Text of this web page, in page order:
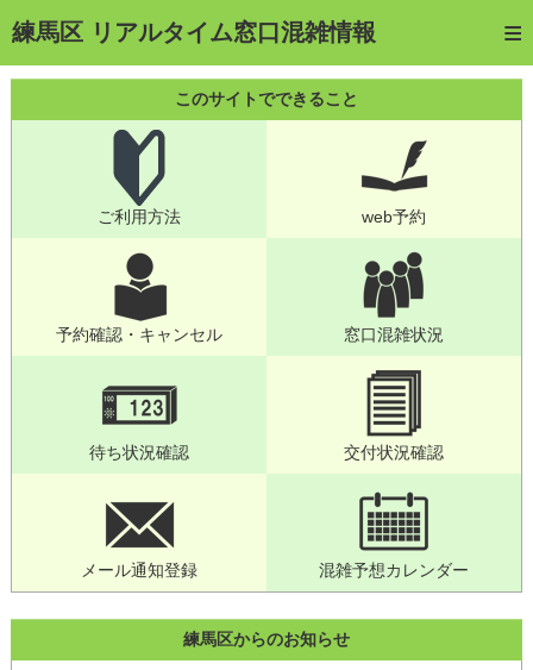
練馬区 リアルタイム窓口混雑情報
トップページ
ご利用方法
web予約
予約確認・キャンセル
窓口混雑状況
待ち状況確認
交付状況確認
混雑予想カレンダー
このサイトでできること
ご利用方法 web予約
予約確認・キャンセル 窓口混雑状況
待ち状況確認 交付状況確認
メール通知登録 混雑予想カレンダー
練馬区からのお知らせ